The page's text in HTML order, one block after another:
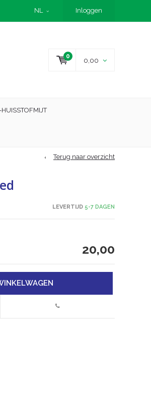
NL Inloggen
0
0,00
Terug naar overzicht
LEVERTIJD 5-7 DAGEN
20,00